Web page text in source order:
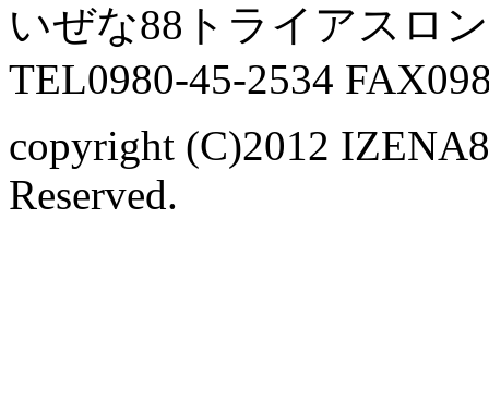
いぜな88トライアスロ
TEL0980-45-2534
copyright (C)2012
Reserved.